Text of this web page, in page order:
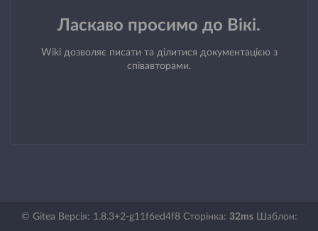
Ласкаво просимо до Вікі.
Wiki дозволяє писати та ділитися документацією з
співавторами.
© Gitea Версія: 1.8.3+2-g11f6ed4f8 Сторінка: 32msШаблон: